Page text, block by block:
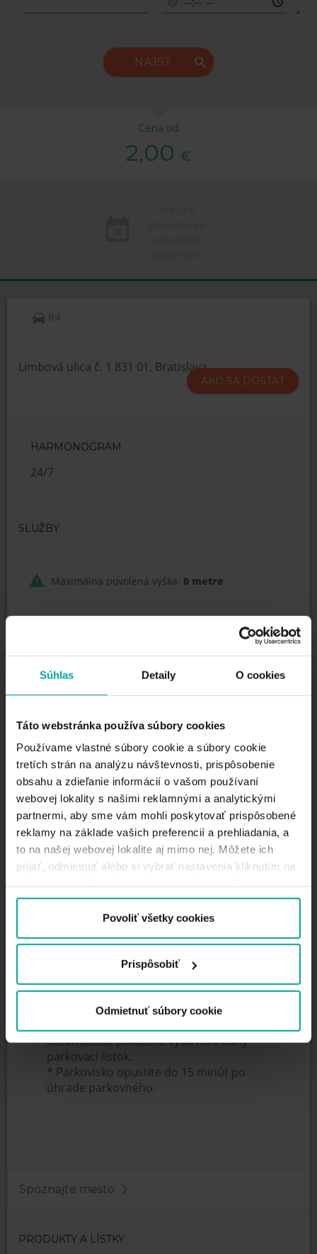
Súhlas Detaily O cookies
Táto webstránka používa súbory cookies
Používame vlastné súbory cookie a súbory cookie
tretích strán na analýzu návštevnosti, prispôsobenie
obsahu a zdieľanie informácií o vašom používaní
webovej lokality s našimi reklamnými a analytickými
partnermi, aby sme vám mohli poskytovať prispôsobené
reklamy na základe vašich preferencií a prehliadania, a
to na našej webovej lokalite aj mimo nej. Môžete ich
prijať, odmietnuť alebo si vybrať nastavenia kliknutím na
používania súborov cookie.
Povoliť všetky cookies
Prispôsobiť
Odmietnuť súbory cookie
NÁJST
Cena od
2,00 €
94
Limbová ulica č. 1 831 01, Bratislava
AKO SA DOSTAT
HARMONOGRAM
24/7
SLUŽBY
Maximálna povolená výška: 0 metre
NUDCH (Detská nemocnica) Kramáre je štátne
parkovisko je veľmi vhodné pre tých, ktorí navštívia
nemocnicu a potrebujú bezpečné a pohodlné
miesto, kde nechať zaparkované svoje auto s
okamžitým prístupom do nemocnice. K dispozícii
máme 93 parkovacích miest. Zariadenia na tomto
parkovisku zabezpečujú nepretržitú prevádzku a
zároveň sú monitorované kvalitným kamerovým
systémom.
Krátkodobé parkovanie
Čas
sadza: 2.10 EUR / 1 hodina
Inét
Denné maximum - 11€
Strata parkovacieho líska - 35€
automatická pokladňa vydá náhradný
parkovací lístok.
* Parkovisko opustite do 15 minút po
úhrade parkovného.
Spoznajte mesto
PRODUKTY A LÍSTKY